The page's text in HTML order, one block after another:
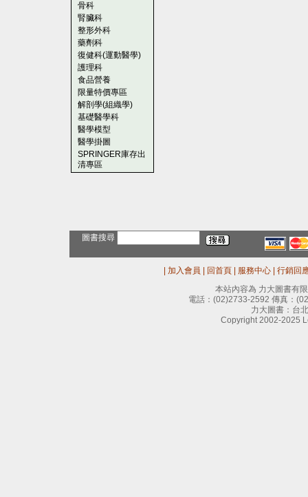
骨科
腎臟科
整形外科
藥劑科
復健科(運動醫學)
護理科
食品營養
限量特價專區
解剖學(組織學)
基礎醫學科
醫學模型
醫學掛圖
SPRINGER庫存出
清專區
圖書搜尋
加入會員 回首頁 服務中心
行銷回
本站內容為 力大圖書有
電話： (02)2733-2592 傳真：
力大圖書：台
Copyright 2002-2025